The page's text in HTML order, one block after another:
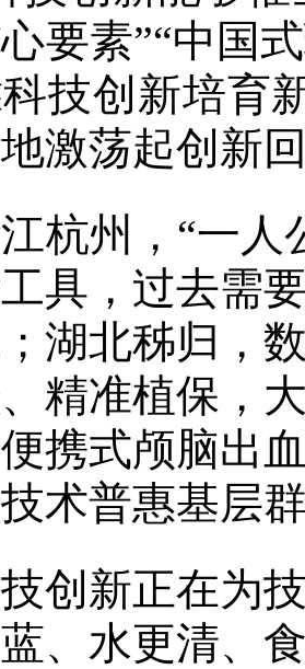
要素”“中国
技创新培育
激荡起创新
州，“一人公
具，过去需
湖北秭归，
精准植保，
携式颅脑出
术普惠基层
新正在为技
、水更清、